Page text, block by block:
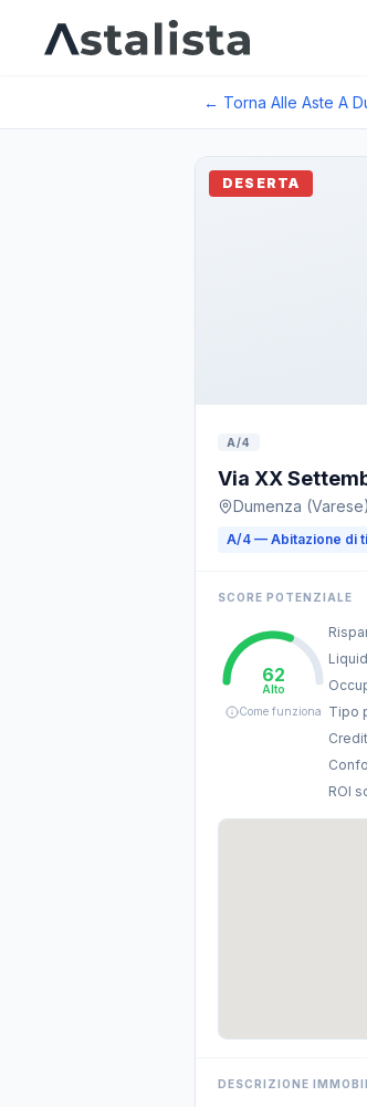
← Torna Alle Aste A
DESERTA
A/4
Via XX
Dumenza (Varese)
A/4 — Abitazione di
SCORE POTENZIALE
62
Alto
Come funziona
ROI
DESCRIZIONE